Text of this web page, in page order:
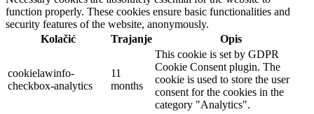
function properly. These cookies ensure basic functionalities and
security features of the website, anonymously.
Kolačić
Trajanje Opis
cookielawinfo-
checkbox-analytics
11
months
This cookie is set by GDPR
Cookie Consent plugin. The
cookie is used to store the user
consent for the cookies in the
category "Analytics".